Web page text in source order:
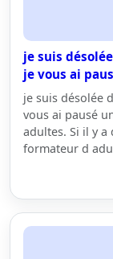
je suis
je vous ai
je suis désolée
vous ai pausé
adultes. Si il y a
formateur d